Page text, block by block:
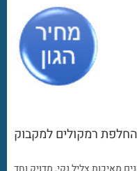
החלפת רמקולים למקבוק